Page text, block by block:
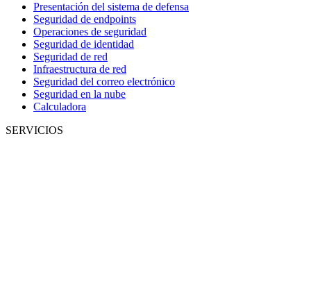
Presentación del sistema de defensa
Seguridad de endpoints
Operaciones de seguridad
Seguridad de identidad
Seguridad de red
Infraestructura de red
Seguridad del correo electrónico
Seguridad en la nube
Calculadora
SERVICIOS